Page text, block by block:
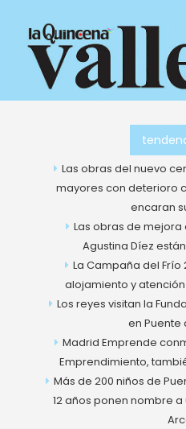
contenido
Las obras del nuevo
mayores con deterioro
encaran
Las obras de
Agustina Díez
La Campaña del
alojamiento y
Los reyes visitan la
en Puente
Madrid Emprende
Emprendimiento,
Más de 200 niños de
12 años ponen nombre